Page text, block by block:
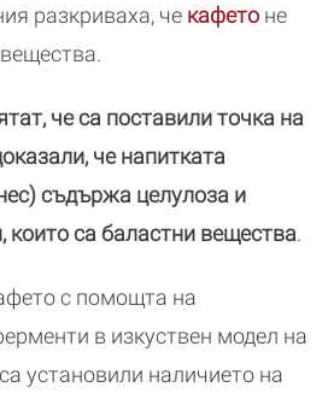
разкриваха, че кафето не
че са поставили точка на
че напитката
съдържа целулоза и
които са баластни вещества.
с помощта на
в изкуствен модел на
установили наличието на